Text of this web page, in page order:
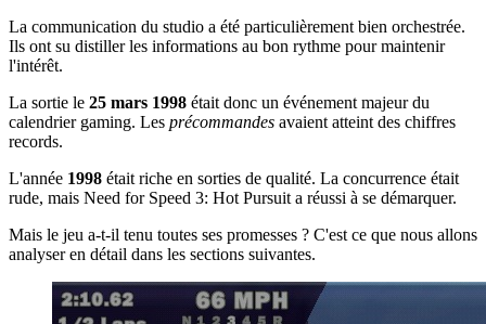
La communication du studio a été particulièrement bien orchestrée.
Ils ont su distiller les informations au bon rythme pour maintenir
l'intérêt.
La sortie le 25 mars 1998 était donc un événement majeur du
calendrier gaming. Les précommandes avaient atteint des chiffres
records.
L'année 1998 était riche en sorties de qualité. La concurrence était
rude, mais Need for Speed 3: Hot Pursuit a réussi à se démarquer.
Mais le jeu a-t-il tenu toutes ses promesses ? C'est ce que nous allons
analyser en détail dans les sections suivantes.